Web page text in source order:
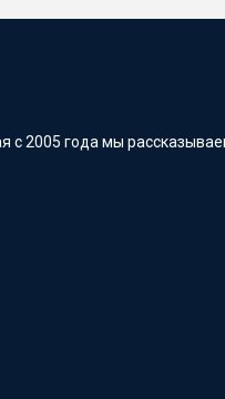
2005 года мы